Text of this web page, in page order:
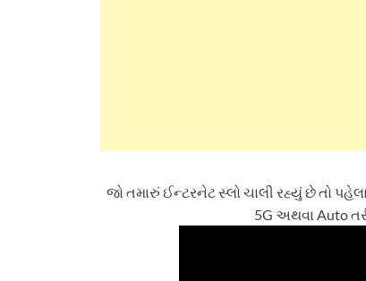
જો તમારું ઈન્ટરનેટ સ્લો ચાલી રહ્યું છે તો
5G અથવા Auto